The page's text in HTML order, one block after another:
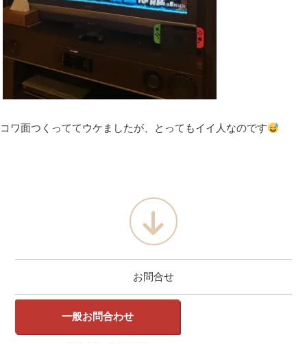
コワ面つくっててウケましたが、とってもイイ人なのです
お問合せ
一般お問合わせ